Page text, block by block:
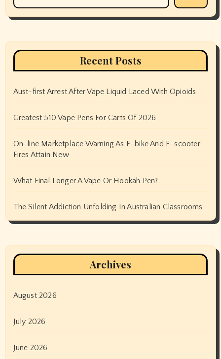
Recent Posts
Aust-first Arrest After Vape Liquid Laced With Opioids
Greatest 510 Vape Pens For Carts Of 2026
On-line Marketplace Warning As E-bike And E-scooter
Fires Attain New
What Final Longer A Vape Or Hookah Pen?
The Silent Addiction Unfolding In Australian Classrooms
Archives
August 2026
July 2026
June 2026